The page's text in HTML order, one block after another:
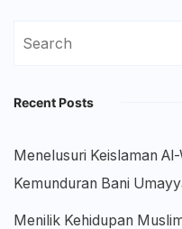
Search
Recent Posts
Menelusuri Keislaman
Kemunduran Bani
Menilik Kehidupan